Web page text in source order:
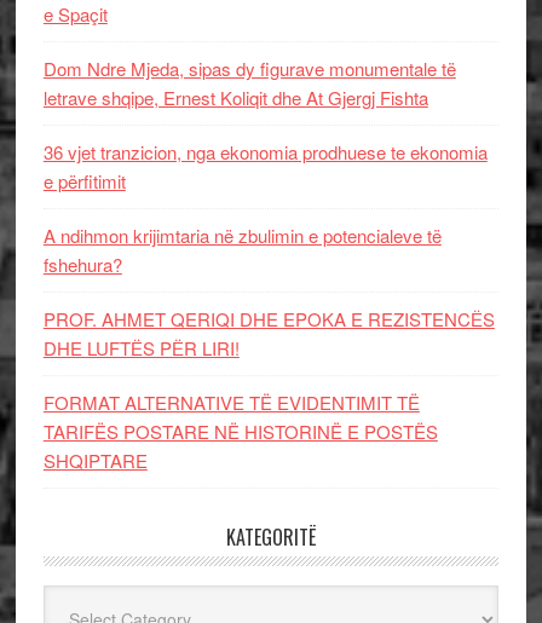
e Spaçit
Dom Ndre Mjeda, sipas dy figurave monumentale të
letrave shqipe, Ernest Koliqit dhe At Gjergj Fishta
36 vjet tranzicion, nga ekonomia prodhuese te ekonomia
e përfitimit
A ndihmon krijimtaria në zbulimin e potencialeve të
fshehura?
PROF. AHMET QERIQI DHE EPOKA E REZISTENCЁS
DHE LUFTЁS PЁR LIRI!
FORMAT ALTERNATIVE TË EVIDENTIMIT TË
TARIFËS POSTARE NË HISTORINË E POSTËS
SHQIPTARE
KATEGORITË